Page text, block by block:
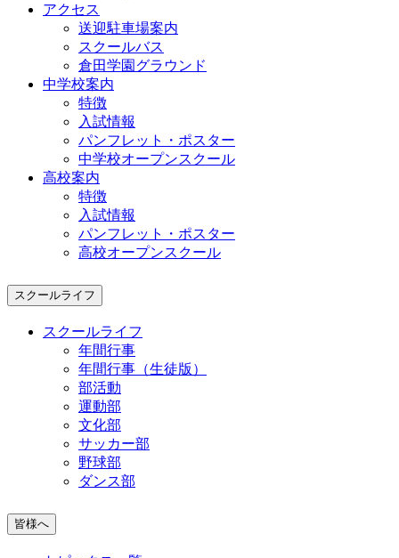
アクセス
送迎駐車場案内
スクールバス
倉田学園グラウンド
中学校案内
特徴
入試情報
パンフレット・ポスター
中学校オープンスクール
高校案内
特徴
入試情報
パンフレット・ポスター
高校オープンスクール
スクールライフ
スクールライフ
年間行事
年間行事（生徒版）
部活動
運動部
文化部
サッカー部
野球部
ダンス部
皆様へ